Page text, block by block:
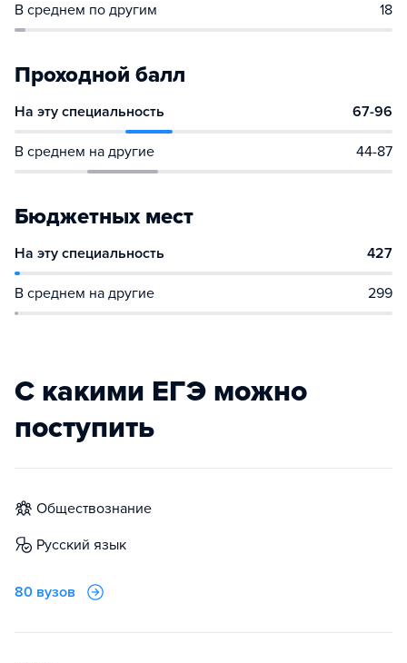
В среднем по другим 18
Проходной балл
На эту специальность 67-96
В среднем на другие 44-87
Бюджетных мест
На эту специальность 427
В среднем на другие 299
С какими ЕГЭ можно
поступить
обществознание
русский язык
80 вузов